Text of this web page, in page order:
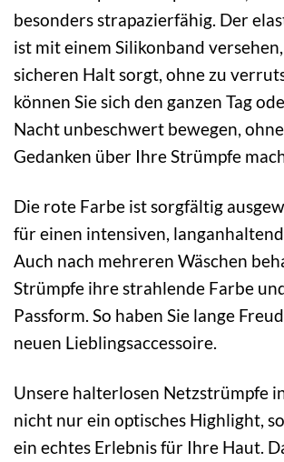
besonders strapazierfähig. Der
ist mit einem Silikonband
sicheren Halt sorgt, ohne zu
können Sie sich den ganzen Tag
Nacht unbeschwert bewegen,
Gedanken über Ihre Strümpfe
Die rote Farbe ist sorgfältig
für einen intensiven,
Auch nach mehreren Wäschen
Strümpfe ihre strahlende Farbe
Passform. So haben Sie lange
neuen Lieblingsaccessoire.
Unsere halterlosen Netzstrümpfe
nicht nur ein optisches Highlight,
ein echtes Erlebnis für Ihre Haut.